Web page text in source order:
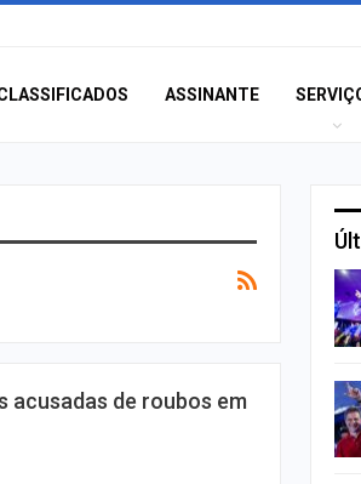
ASSINANTE
acusadas de roubos em
Idoso sofre mal súbito e
Prouni 2026: divulgado o
resultado de nova